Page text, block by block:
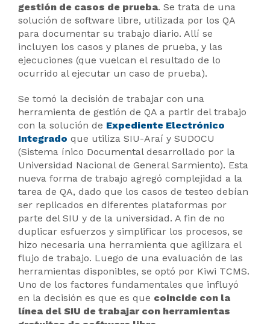
gestión de casos de prueba. Se trata de una
solución de software libre, utilizada por los QA
para documentar su trabajo diario. Allí se
incluyen los casos y planes de prueba, y las
ejecuciones (que vuelcan el resultado de lo
ocurrido al ejecutar un caso de prueba).
Se tomó la decisión de trabajar con una
herramienta de gestión de QA a partir del trabajo
con la solución de Expediente Electrónico
Integrado que utiliza SIU-Araí y SUDOCU
(Sistema ínico Documental desarrollado por la
Universidad Nacional de General Sarmiento). Esta
nueva forma de trabajo agregó complejidad a la
tarea de QA, dado que los casos de testeo debían
ser replicados en diferentes plataformas por
parte del SIU y de la universidad. A fin de no
duplicar esfuerzos y simplificar los procesos, se
hizo necesaria una herramienta que agilizara el
flujo de trabajo. Luego de una evaluación de las
herramientas disponibles, se optó por Kiwi TCMS.
Uno de los factores fundamentales que influyó
en la decisión es que es que coincide con la
línea del SIU de trabajar con herramientas